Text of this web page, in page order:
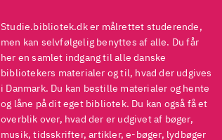
Studie.bibliotek.dk er målrettet studerende,
men kan selvfølgelig benyttes af alle. Du får
her en samlet indgang til alle danske
bibliotekers materialer og til, hvad der udgives
i Danmark. Du kan bestille materialer og hente
og låne på dit eget bibliotek. Du kan også få et
overblik over, hvad der er udgivet af bøger,
musik, tidsskrifter, artikler, e-bøger, lydbøger